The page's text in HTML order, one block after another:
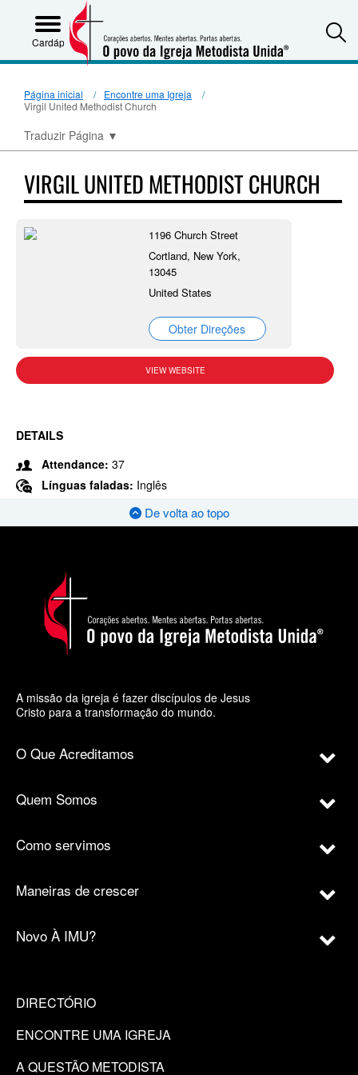
Cardápio
Página inicial
Encontre uma Igreja
Virgil United Methodist Church
Traduzir Página ▼
VIRGIL UNITED METHODIST CHURCH
1196 Church Street
Cortland, New York,
13045
United States
Obter Direções
VIEW WEBSITE
DETAILS
Attendance: 37
Línguas faladas: Inglês
De volta ao topo
A missão da igreja é fazer discípulos de Jesus
Cristo para a transformação do mundo.
O Que Acreditamos
Quem Somos
Como servimos
Maneiras de crescer
Novo À IMU?
DIRECTÓRIO
ENCONTRE UMA IGREJA
A QUESTÃO METODISTA